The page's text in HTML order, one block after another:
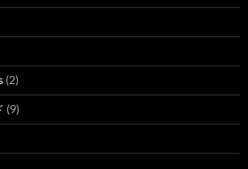
(2)
(9)